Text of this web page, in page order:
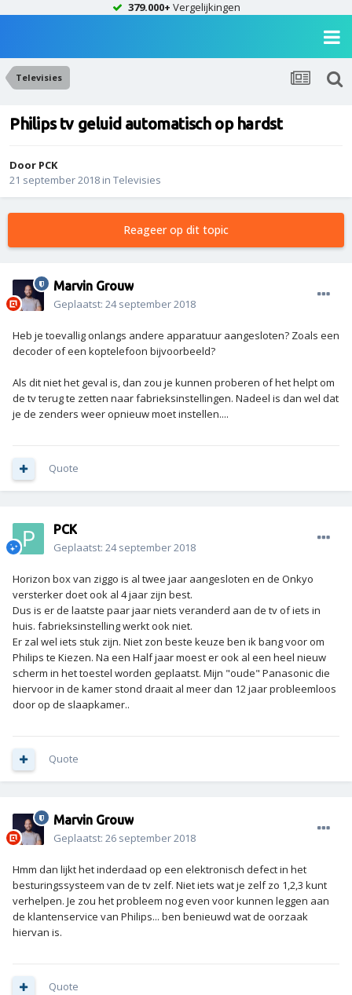
379.000+ Vergelijkingen
Televisies
Philips tv geluid automatisch op hardst
Door PCK
21 september 2018 in Televisies
Reageer op dit topic
Marvin Grouw
Geplaatst: 24 september 2018
Heb je toevallig onlangs andere apparatuur aangesloten? Zoals een
decoder of een koptelefoon bijvoorbeeld?
Als dit niet het geval is, dan zou je kunnen proberen of het helpt om
de tv terug te zetten naar fabrieksinstellingen. Nadeel is dan wel dat
je de zenders weer opnieuw moet instellen....
Quote
PCK
Geplaatst: 24 september 2018
Horizon box van ziggo is al twee jaar aangesloten en de Onkyo
versterker doet ook al 4 jaar zijn best.
Dus is er de laatste paar jaar niets veranderd aan de tv of iets in
huis. fabrieksinstelling werkt ook niet.
Er zal wel iets stuk zijn. Niet zon beste keuze ben ik bang voor om
Philips te Kiezen. Na een Half jaar moest er ook al een heel nieuw
scherm in het toestel worden geplaatst. Mijn "oude" Panasonic die
hiervoor in de kamer stond draait al meer dan 12 jaar probleemloos
door op de slaapkamer..
Quote
Marvin Grouw
Geplaatst: 26 september 2018
Hmm dan lijkt het inderdaad op een elektronisch defect in het
besturingssysteem van de tv zelf. Niet iets wat je zelf zo 1,2,3 kunt
verhelpen. Je zou het probleem nog even voor kunnen leggen aan
de klantenservice van Philips... ben benieuwd wat de oorzaak
hiervan is.
Quote